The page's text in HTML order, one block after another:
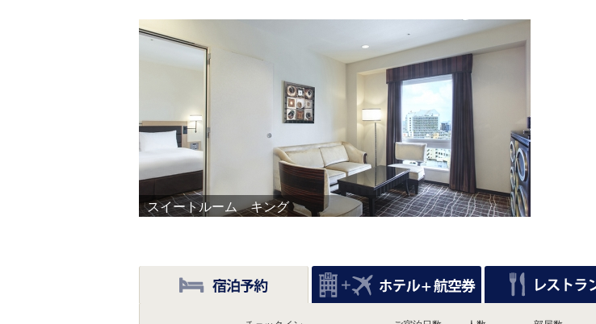
スイートルーム キング